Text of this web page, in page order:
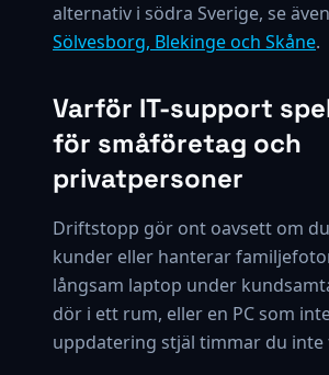
alternativ i södra Sverige, se även
Sölvesborg, Blekinge och Skåne.
Varför IT-support
för småföretag och
privatpersoner
Driftstopp gör ont oavsett om
kunder eller hanterar
långsam laptop under
dör i ett rum, eller en PC som
uppdatering stjäl timmar du inte